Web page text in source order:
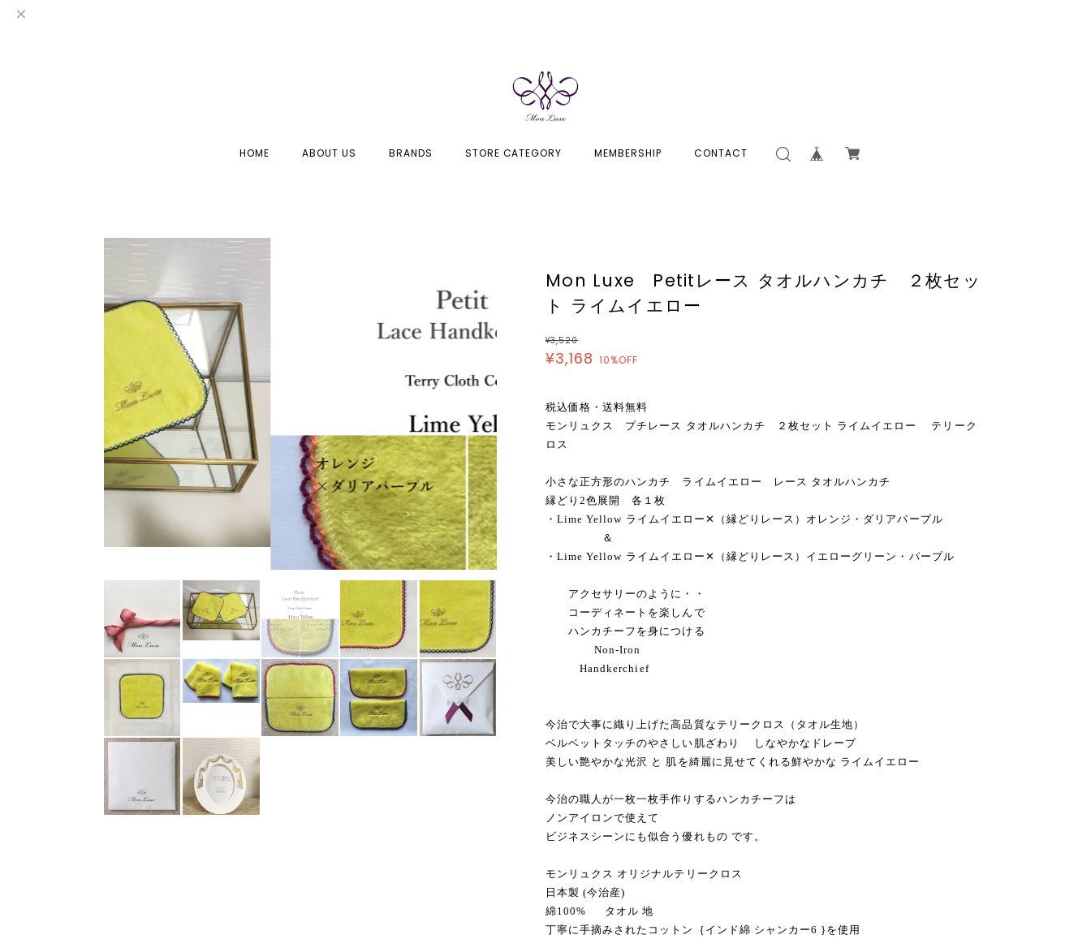
HOME ABOUT US BRANDS STORE CATEGORY MEMBERSHIP CONTACT
Mon Luxe Petitレース タオルハンカチ ２枚セッ
ト ライムイエロー
¥3,520
¥3,168 10%OFF
税込価格・送料無料
モンリュクス プチレース タオルハンカチ ２枚セット ライムイエロー テリーク
ロス
小さな正方形のハンカチ ライムイエロー レース タオルハンカチ
縁どり2色展開 各１枚
・Lime Yellow ライムイエロー✕（縁どりレース）オレンジ・ダリアパープル
＆
・Lime Yellow ライムイエロー✕（縁どりレース）イエローグリーン・パープル
アクセサリーのように・・
コーディネートを楽しんで
ハンカチーフを身につける
Non-Iron
Handkerchief
今治で大事に織り上げた高品質なテリークロス（タオル生地）
ベルベットタッチのやさしい肌ざわり しなやかなドレープ
美しい艶やかな光沢 と 肌を綺麗に見せてくれる鮮やかな ライムイエロー
今治の職人が一枚一枚手作りするハンカチーフは
ノンアイロンで使えて
ビジネスシーンにも似合う優れもの です。
モンリュクス オリジナルテリークロス
日本製 (今治産)
綿100% タオル 地
丁寧に手摘みされたコットン｛インド綿 シャンカー6 }を使用